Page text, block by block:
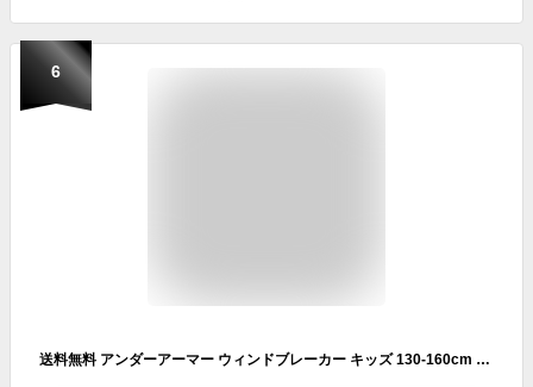
6
送料無料 アンダーアーマー ウィンドブレーカー キッズ 130-160cm 子供服 UNDER ARMOUR ジュニア 子ども用 ジャケット アウター 裏起毛トリコット 保温 はっ水 スポーツウェア こども ブランド 黒 茶色 ブラウン系 秋冬 アパレル/1381177